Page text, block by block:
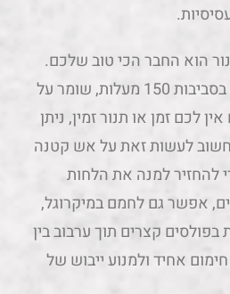
הוא החבר הכי טוב שלכם.
חימום איטי בחום נמוך, בסביבות 150 מעלות, שומר על
לכם זמן או תנור זמין, ניתן
לעשות זאת על אש קטנה
להחזיר למנה את הלחות
אפשר גם לחמם במיקרוגל,
קצרים תוך ערבוב בין
אחיד ולמנוע ייבוש של